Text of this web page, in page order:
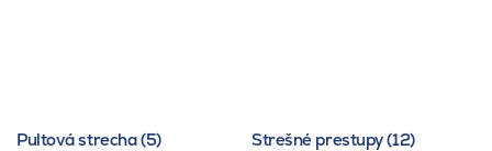
Pultová strecha (5) Strešné prestupy (12)